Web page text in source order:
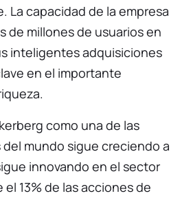
La capacidad de la empresa
de millones de usuarios en
inteligentes adquisiciones
en el importante
como una de las
del mundo sigue creciendo a
innovando en el sector
13% de las acciones de